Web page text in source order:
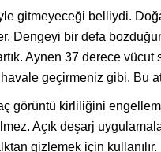
gitmeyeceği belliydi.
Dengeyi bir defa
Aynen 37 derece vücut
geçirmeniz gibi. Bu
görüntü kirliliğini
Açık deşarj
gizlemek için kullanılır.